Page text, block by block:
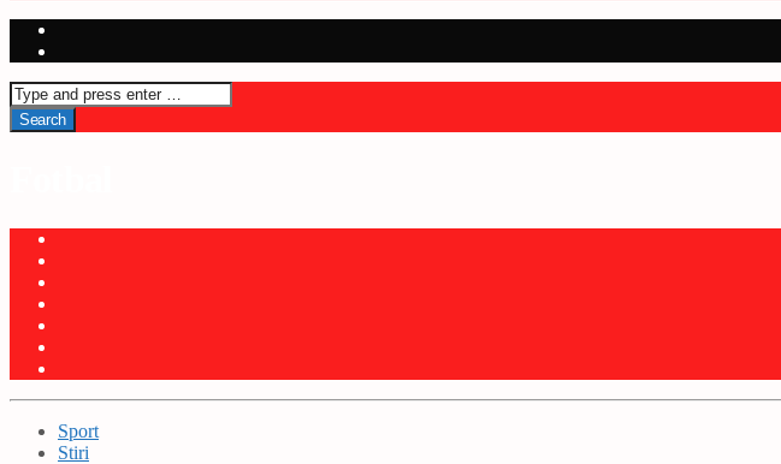
Sport
Stiri